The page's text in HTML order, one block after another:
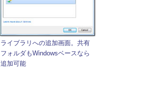
ライブラリへの追加画面。共有
フォルダもWindowsベースなら
追加可能